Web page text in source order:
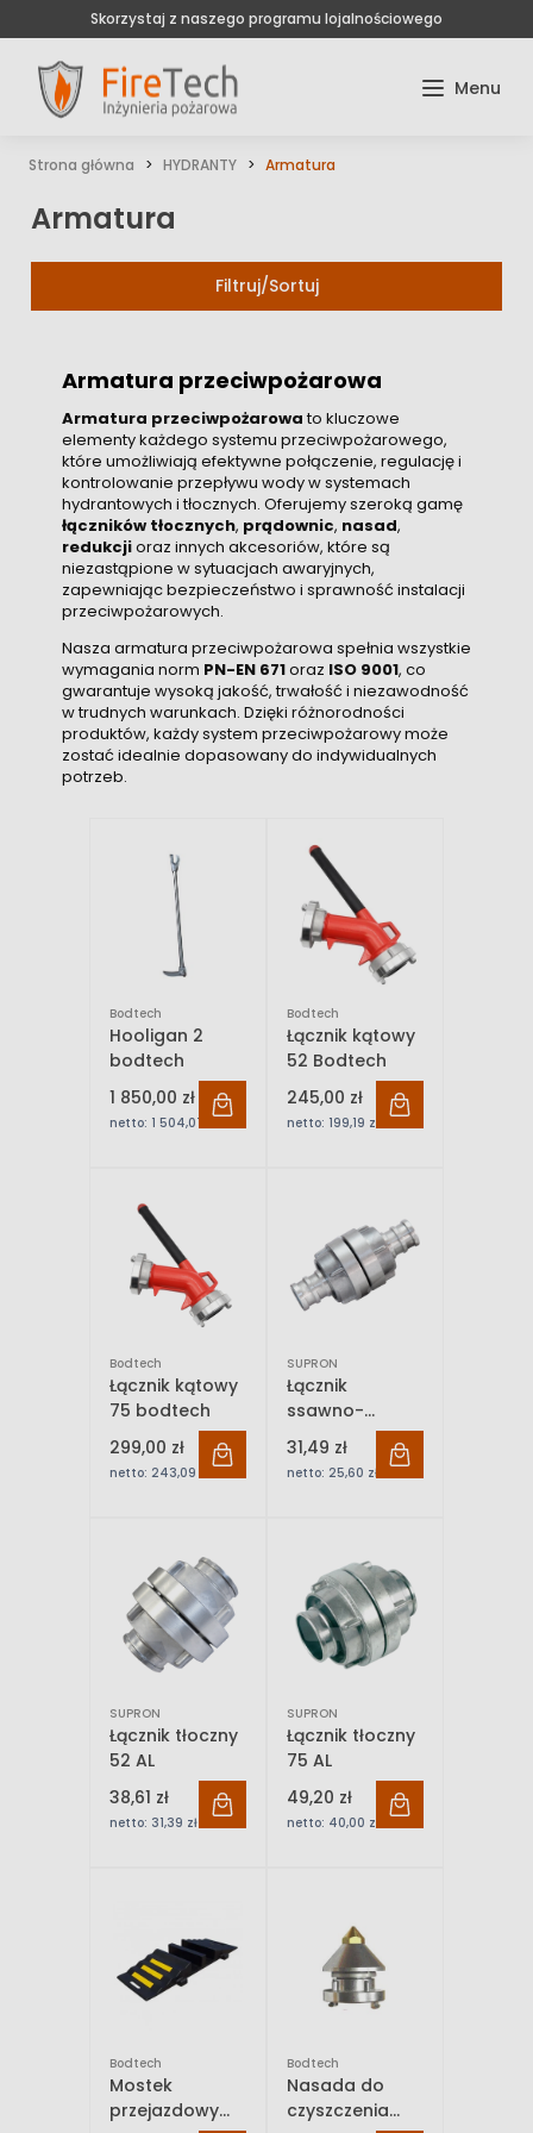
Skorzystaj z naszego programu lojalnościowego
Strona główna HYDRANTY Armatura
Armatura
Filtruj/Sortuj
Armatura przeciwpożarowa
Armatura przeciwpożarowato kluczowe
elementy każdego systemu przeciwpożarowego,
które umożliwiają efektywne połączenie, regulację i
kontrolowanie przepływu wody w systemach
hydrantowych i tłocznych. Oferujemy szeroką gamę
łączników tłocznych, prądownic, nasad,
redukcjioraz innych akcesoriów, które są
niezastąpione w sytuacjach awaryjnych,
zapewniając bezpieczeństwo i sprawność instalacji
przeciwpożarowych.
Nasza armatura przeciwpożarowa spełnia wszystkie
wymagania norm PN-EN 671oraz ISO 9001, co
gwarantuje wysoką jakość, trwałość i niezawodność
w trudnych warunkach. Dzięki różnorodności
produktów, każdy system przeciwpożarowy może
zostać idealnie dopasowany do indywidualnych
potrzeb.
Bodtech
Hooligan 2
bodtech
1 850,00 zł
netto: 1 504,07 zł
Bodtech
Łącznik kątowy
52 Bodtech
245,00 zł
netto: 199,19 zł
Bodtech
Łącznik kątowy
75 bodtech
299,00 zł
netto: 243,09 zł
SUPRON
Łącznik
ssawno-
tłoczny fi25
31,49 zł
netto: 25,60 zł
SUPRON
Łącznik tłoczny
52 AL
38,61 zł
netto: 31,39 zł
SUPRON
Łącznik tłoczny
75 AL
49,20 zł
netto: 40,00 zł
Bodtech
Mostek
przejazdowy
Bodtech
Nasada do
czyszczenia